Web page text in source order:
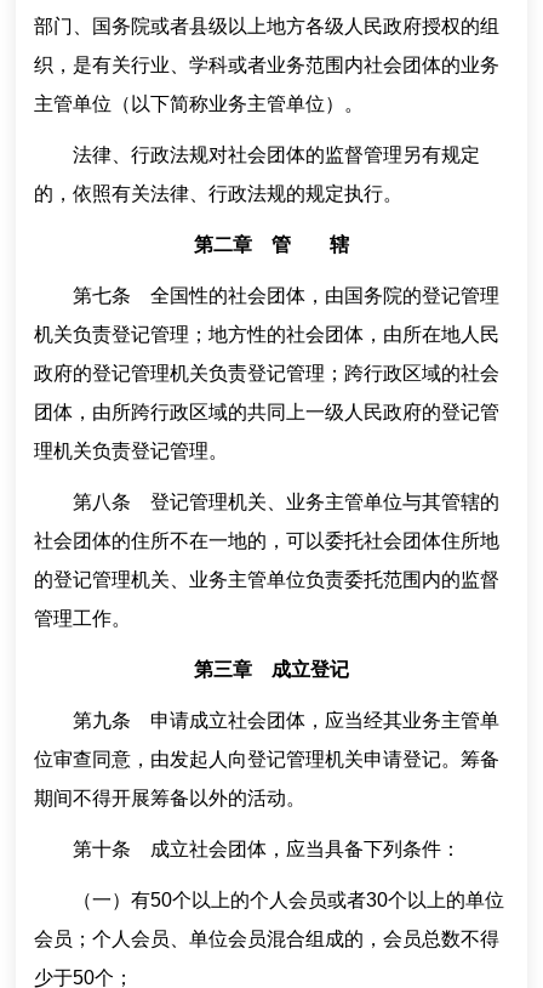
部门、国务院或者县级以上地方各级人民政府授权的组
织，是有关行业、学科或者业务范围内社会团体的业务
主管单位（以下简称业务主管单位）。
法律、行政法规对社会团体的监督管理另有规定
的，依照有关法律、行政法规的规定执行。
第二章 管 辖
第七条 全国性的社会团体，由国务院的登记管理
机关负责登记管理；地方性的社会团体，由所在地人民
政府的登记管理机关负责登记管理；跨行政区域的社会
团体，由所跨行政区域的共同上一级人民政府的登记管
理机关负责登记管理。
第八条 登记管理机关、业务主管单位与其管辖的
社会团体的住所不在一地的，可以委托社会团体住所地
的登记管理机关、业务主管单位负责委托范围内的监督
管理工作。
第三章 成立登记
第九条 申请成立社会团体，应当经其业务主管单
位审查同意，由发起人向登记管理机关申请登记。筹备
期间不得开展筹备以外的活动。
第十条 成立社会团体，应当具备下列条件：
（一）有50个以上的个人会员或者30个以上的单位
会员；个人会员、单位会员混合组成的，会员总数不得
少于50个；